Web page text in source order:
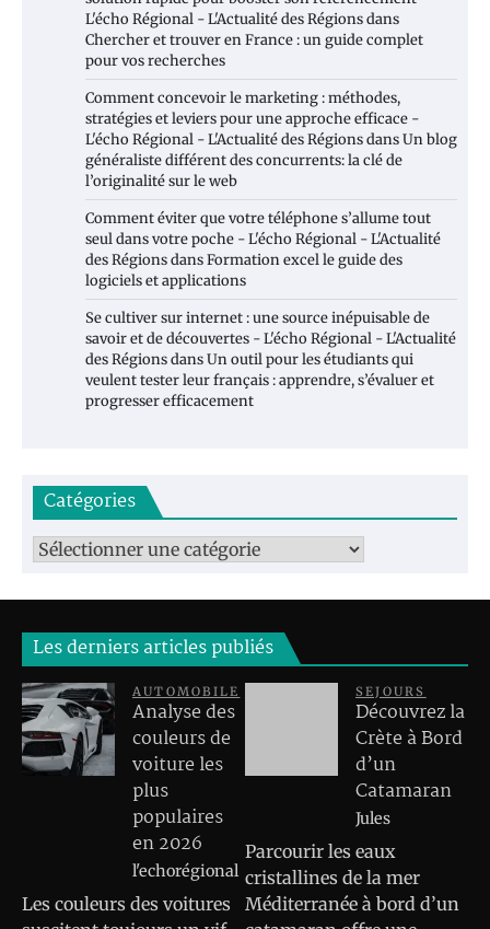
L'écho Régional - L'Actualité des Régionsdans
Chercher et trouver en France : un guide complet
pour vos recherches
Comment concevoir le marketing : méthodes,
stratégies et leviers pour une approche efficace -
L'écho Régional - L'Actualité des RégionsdansUn blog
généraliste différent des concurrents: la clé de
l’originalité sur le web
Comment éviter que votre téléphone s’allume tout
seul dans votre poche - L'écho Régional - L'Actualité
des RégionsdansFormation excel le guide des
logiciels et applications
Se cultiver sur internet : une source inépuisable de
savoir et de découvertes - L'écho Régional - L'Actualité
des RégionsdansUn outil pour les étudiants qui
veulent tester leur français : apprendre, s’évaluer et
progresser efficacement
Catégories
Catégories
Les derniers articles publiés
AUTOMOBILE
Analyse des
couleurs de
voiture les
plus
populaires
en 2026
l'echorégional
Les couleurs des voitures
SEJOURS
Découvrez la
Crète à Bord
d’un
Catamaran
Jules
Parcourir les eaux
cristallines de la mer
Méditerranée à bord d’un